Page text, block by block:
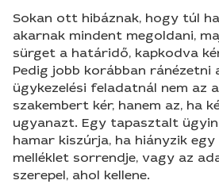
Sokan ott hibáznak, hogy túl
akarnak mindent megoldani,
sürget a határidő, kapkodva
Pedig jobb korábban ránézetni
ügykezelési feladatnál nem az
szakembert kér, hanem az, ha
ugyanazt. Egy tapasztalt
hamar kiszúrja, ha hiányzik
melléklet sorrendje, vagy az
szerepel, ahol kellene.